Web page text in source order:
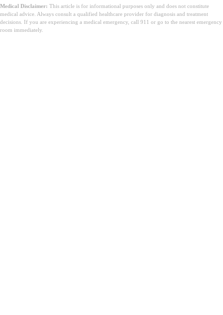
Medical Disclaimer: This article is for informational purposes only and does not constitute
medical advice. Always consult a qualified healthcare provider for diagnosis and treatment
decisions. If you are experiencing a medical emergency, call 911 or go to the nearest emergency
room immediately.